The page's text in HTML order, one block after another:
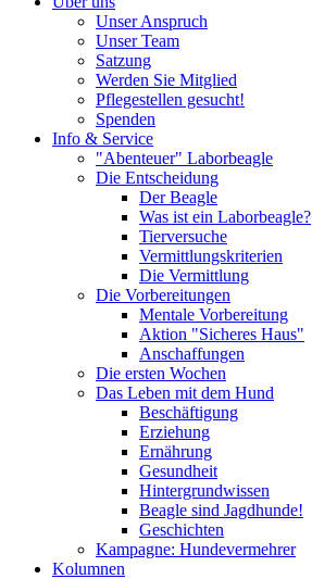
Unser Anspruch
Unser Team
Satzung
Werden Sie Mitglied
Pflegestellen gesucht!
Spenden
Info & Service
"Abenteuer" Laborbeagle
Die Entscheidung
Der Beagle
Was ist ein Laborbeagle?
Tierversuche
Vermittlungskriterien
Die Vermittlung
Die Vorbereitungen
Mentale Vorbereitung
Aktion "Sicheres Haus"
Anschaffungen
Die ersten Wochen
Das Leben mit dem Hund
Beschäftigung
Erziehung
Ernährung
Gesundheit
Hintergrundwissen
Beagle sind Jagdhunde!
Geschichten
Kampagne: Hundevermehrer
Kolumnen